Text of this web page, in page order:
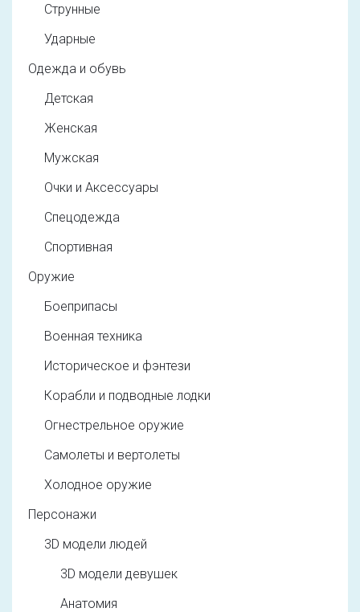
Струнные
Ударные
Одежда и обувь
Детская
Женская
Мужская
Очки и Аксессуары
Спецодежда
Спортивная
Оружие
Боеприпасы
Военная техника
Историческое и фэнтези
Корабли и подводные лодки
Огнестрельное оружие
Самолеты и вертолеты
Холодное оружие
Персонажи
3D модели людей
3D модели девушек
Анатомия